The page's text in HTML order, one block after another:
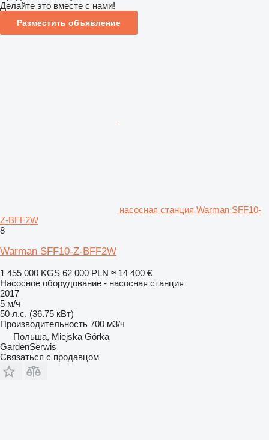
Делайте это вместе с нами!
Разместить объявление
насосная станция Warman SFF10-
Z-BFF2W
8
Warman SFF10-Z-BFF2W
1 455 000 KGS 62 000 PLN ≈ 14 400 €
Насосное оборудование - насосная станция
2017
5 м/ч
50 л.с. (36.75 кВт)
Производительность 700 м3/ч
Польша, Miejska Górka
GardenSerwis
Связаться с продавцом